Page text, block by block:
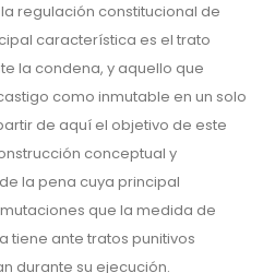
regulación constitucional de
característica es el trato
la condena, y aquello que
como inmutable en un solo
de aquí el objetivo de este
conceptual y
la pena cuya principal
que la medida de
tiene ante tratos punitivos
durante su ejecución.